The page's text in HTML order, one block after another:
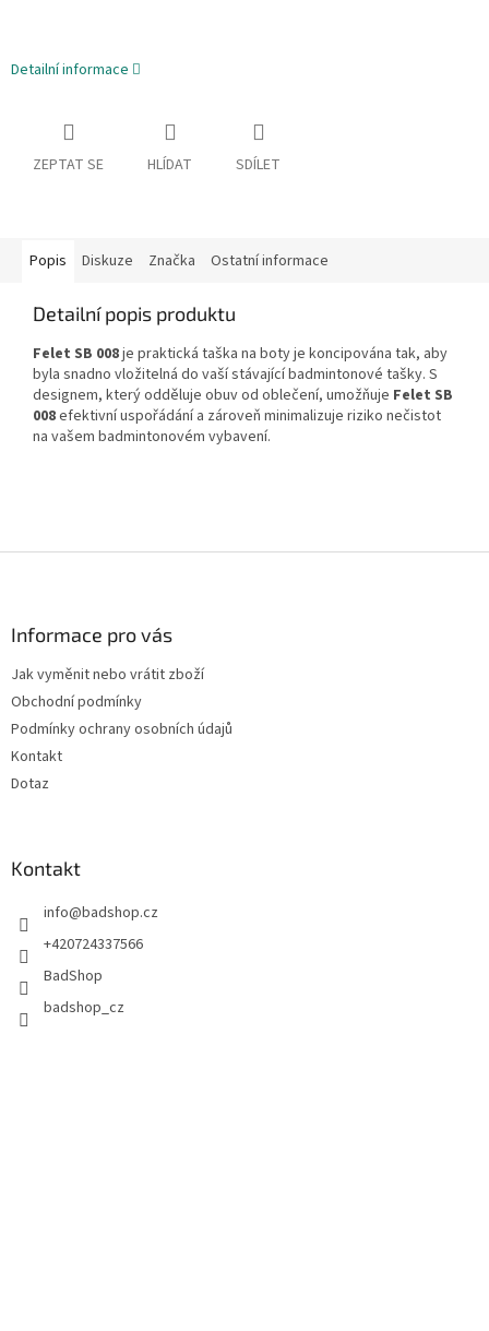
Detailní informace
ZEPTAT SE HLÍDAT SDÍLET
Popis Diskuze Značka Ostatní informace
Detailní popis produktu
Felet SB 008je praktická taška na boty je koncipována tak, aby
byla snadno vložitelná do vaší stávající badmintonové tašky. S
designem, který odděluje obuv od oblečení, umožňuje Felet SB
008efektivní uspořádání a zároveň minimalizuje riziko nečistot
na vašem badmintonovém vybavení.
Informace pro vás
Jak vyměnit nebo vrátit zboží
Obchodní podmínky
Podmínky ochrany osobních údajů
Kontakt
Dotaz
Kontakt
info@badshop.cz
+420724337566
BadShop
badshop_cz